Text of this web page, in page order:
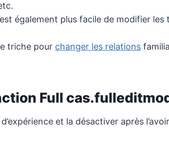
également plus facile de modifier les
triche pour changer les relations
Full
et la désactiver après